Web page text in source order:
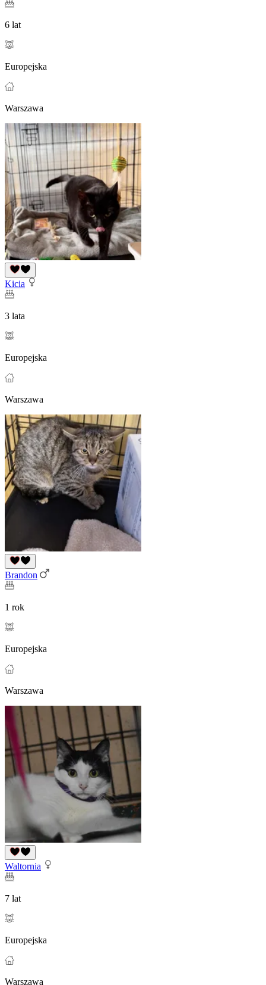
6 lat
Europejska
Warszawa
Kicia
3 lata
Europejska
Warszawa
Brandon
1 rok
Europejska
Warszawa
Waltornia
7 lat
Europejska
Warszawa